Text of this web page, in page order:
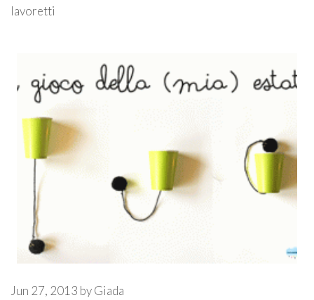
lavoretti
Jun 27, 2013 byGiada